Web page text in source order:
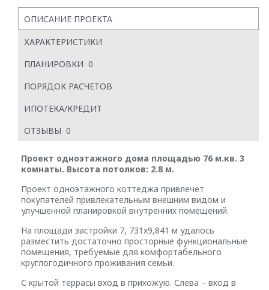
ОПИСАНИЕ ПРОЕКТА
ХАРАКТЕРИСТИКИ
ПЛАНИРОВКИ 0
ПОРЯДОК РАСЧЕТОВ
ИПОТЕКА/КРЕДИТ
ОТЗЫВЫ 0
Проект одноэтажного дома площадью 76 м.кв. 3
комнаты. Высота потолков: 2.8 м.
Проект одноэтажного коттеджа привлечет
покупателей привлекательным внешним видом и
улучшенной планировкой внутренних помещений.
На площади застройки 7, 731х9,841 м удалось
разместить достаточно просторные функциональные
помещения, требуемые для комфортабельного
круглогодичного проживания семьи.
С крытой террасы вход в прихожую. Слева – вход в